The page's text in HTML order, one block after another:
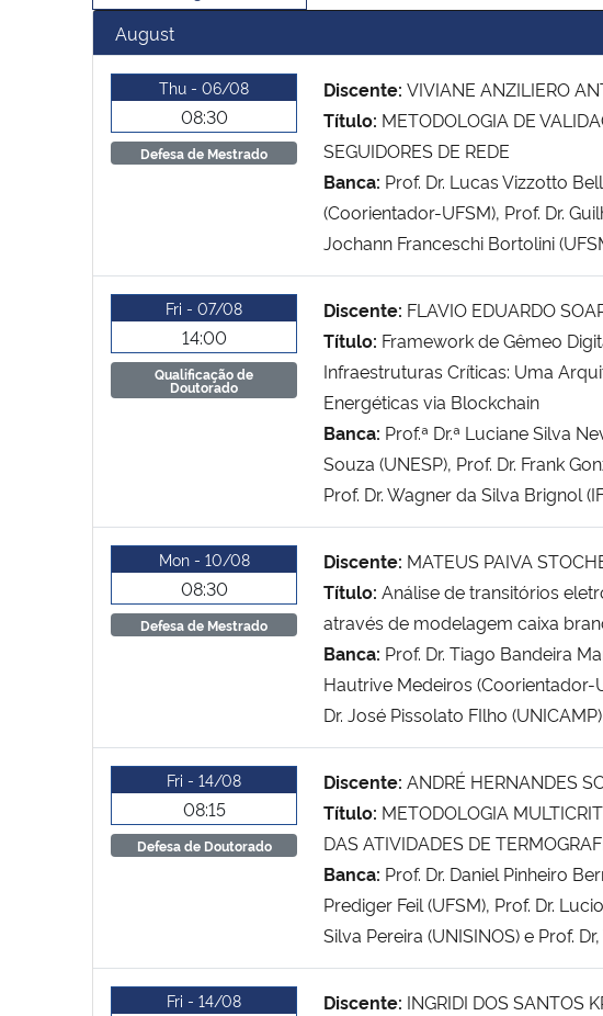
August
Thu - 06/08
08:30
Defesa de Mestrado
Discente:VIVIANE ANZILIERO
Título: METODOLOGIA DE
SEGUIDORES DE REDE
Banca: Prof. Dr. Lucas Vizzotto
(Coorientador-UFSM), Prof. Dr.
Jochann Franceschi Bortolini
Fri - 07/08
14:00
Qualificação de
Doutorado
Discente: FLAVIO EDUARDO
Título: Framework de Gêmeo
Infraestruturas Críticas: Uma
Energéticas via Blockchain
Banca: Prof.ª Dr.ª Luciane Silva
Souza (UNESP), Prof. Dr. Frank
Prof. Dr. Wagner da Silva Brignol
Mon - 10/08
08:30
Defesa de Mestrado
Discente: MATEUS PAIVA
Título:Análise de transitórios
através de modelagem caixa
Banca: Prof. Dr. Tiago Bandeira
Hautrive Medeiros (Coorientador-
Dr. José Pissolato FIlho (UNICAMP)
Fri - 14/08
08:15
Defesa de Doutorado
Discente:ANDRÉ HERNANDES
Título: METODOLOGIA
DAS ATIVIDADES DE
Banca: Prof. Dr. Daniel Pinheiro
Prediger Feil (UFSM), Prof. Dr.
Silva Pereira (UNISINOS) e Prof.
Fri - 14/08 Discente: INGRIDI DOS SANTOS